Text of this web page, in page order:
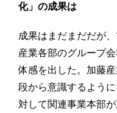
化」の成果は
成果はまだまだだが
産業各部のグループ
体感を出した。加藤
段から意識するよう
対して関連事業本部